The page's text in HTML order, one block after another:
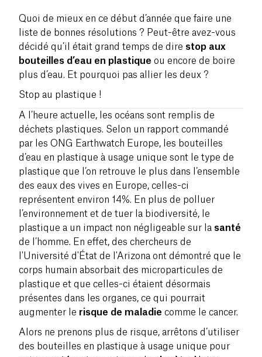
Quoi de mieux en ce début d’année que faire une
liste de bonnes résolutions ? Peut-être avez-vous
décidé qu’il était grand temps de dire stop aux
bouteilles d’eau en plastique ou encore de boire
plus d’eau. Et pourquoi pas allier les deux ?
Stop au plastique !
A l’heure actuelle, les océans sont remplis de
déchets plastiques. Selon un rapport commandé
par les ONG Earthwatch Europe, les bouteilles
d’eau en plastique à usage unique sont le type de
plastique que l’on retrouve le plus dans l’ensemble
des eaux des vives en Europe, celles-ci
représentent environ 14%. En plus de polluer
l’environnement et de tuer la biodiversité, le
plastique a un impact non négligeable sur la santé
de l’homme. En effet, des chercheurs de
l'Université d'État de l'Arizona ont démontré que le
corps humain absorbait des microparticules de
plastique et que celles-ci étaient désormais
présentes dans les organes, ce qui pourrait
augmenter le risque de maladie comme le cancer.
Alors ne prenons plus de risque, arrêtons d’utiliser
des bouteilles en plastique à usage unique pour